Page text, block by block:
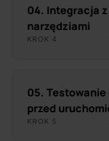
04. Integracja
narzędziami
KROK 4
05.
przed
KROK 5